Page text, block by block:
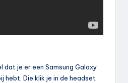
dat je er een Samsung Galaxy
hebt. Die klik je in de headset